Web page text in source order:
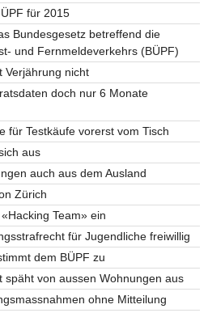
für 2015
Bundesgesetz betreffend die
und Fernmeldeverkehrs (BÜPF)
Verjährung nicht
doch nur 6 Monate
für Testkäufe vorerst vom Tisch
aus
auch aus dem Ausland
Zürich
Team» ein
für Jugendliche freiwillig
dem BÜPF zu
späht von aussen Wohnungen aus
ohne Mitteilung